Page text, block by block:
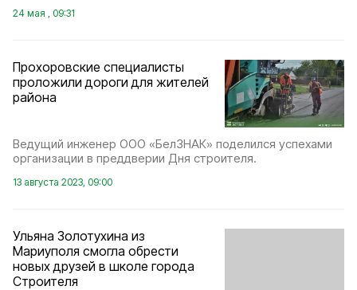
24 мая , 09:31
Прохоровские специалисты
проложили дороги для жителей
района
Ведущий инженер ООО «БелЗНАК» поделился успехами
организации в преддверии Дня строителя.
13 августа 2023, 09:00
Ульяна Золотухина из
Мариуполя смогла обрести
новых друзей в школе города
Строителя